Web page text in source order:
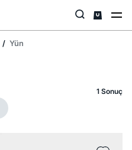
Yün
1 Sonuç